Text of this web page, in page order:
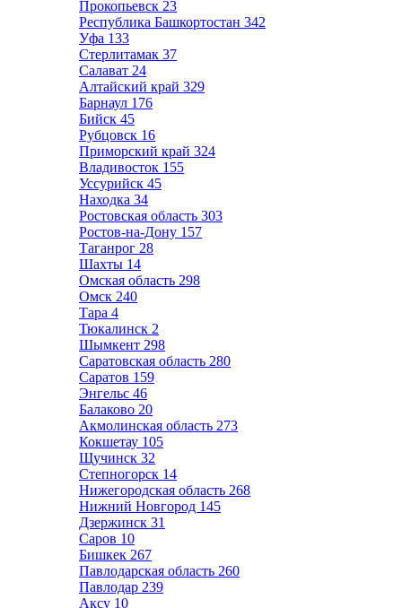
Прокопьевск 23
Республика Башкортостан 342
Уфа 133
Стерлитамак 37
Салават 24
Алтайский край 329
Барнаул 176
Бийск 45
Рубцовск 16
Приморский край 324
Владивосток 155
Уссурийск 45
Находка 34
Ростовская область 303
Ростов-на-Дону 157
Таганрог 28
Шахты 14
Омская область 298
Омск 240
Тара 4
Тюкалинск 2
Шымкент 298
Саратовская область 280
Саратов 159
Энгельс 46
Балаково 20
Акмолинская область 273
Кокшетау 105
Щучинск 32
Степногорск 14
Нижегородская область 268
Нижний Новгород 145
Дзержинск 31
Саров 10
Бишкек 267
Павлодарская область 260
Павлодар 239
Аксу 10